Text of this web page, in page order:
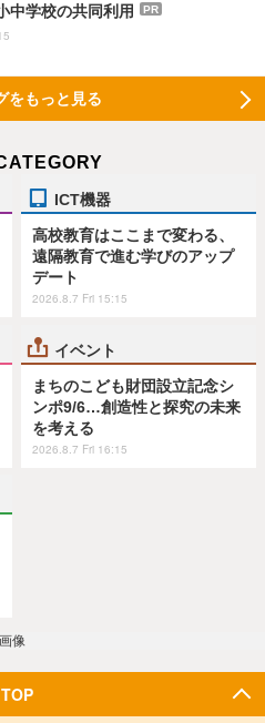
中学校の共同利用
PR
をもっと見る
ICT機器
高校教育はここまで変わる、
遠隔教育で進む学びのアップ
デート
2026.8.7 Fri 15:15
イベント
まちのこども財団設立記念シ
ンポ9/6…創造性と探究の未来
を考える
2026.8.7 Fri 16:15
像
TOP